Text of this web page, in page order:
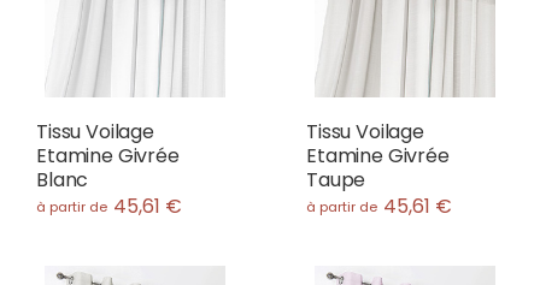
Tissu Voilage
Etamine Givrée
Blanc
à partir de 45,61 €
Tissu Voilage
Etamine Givrée
Taupe
à partir de 45,61 €